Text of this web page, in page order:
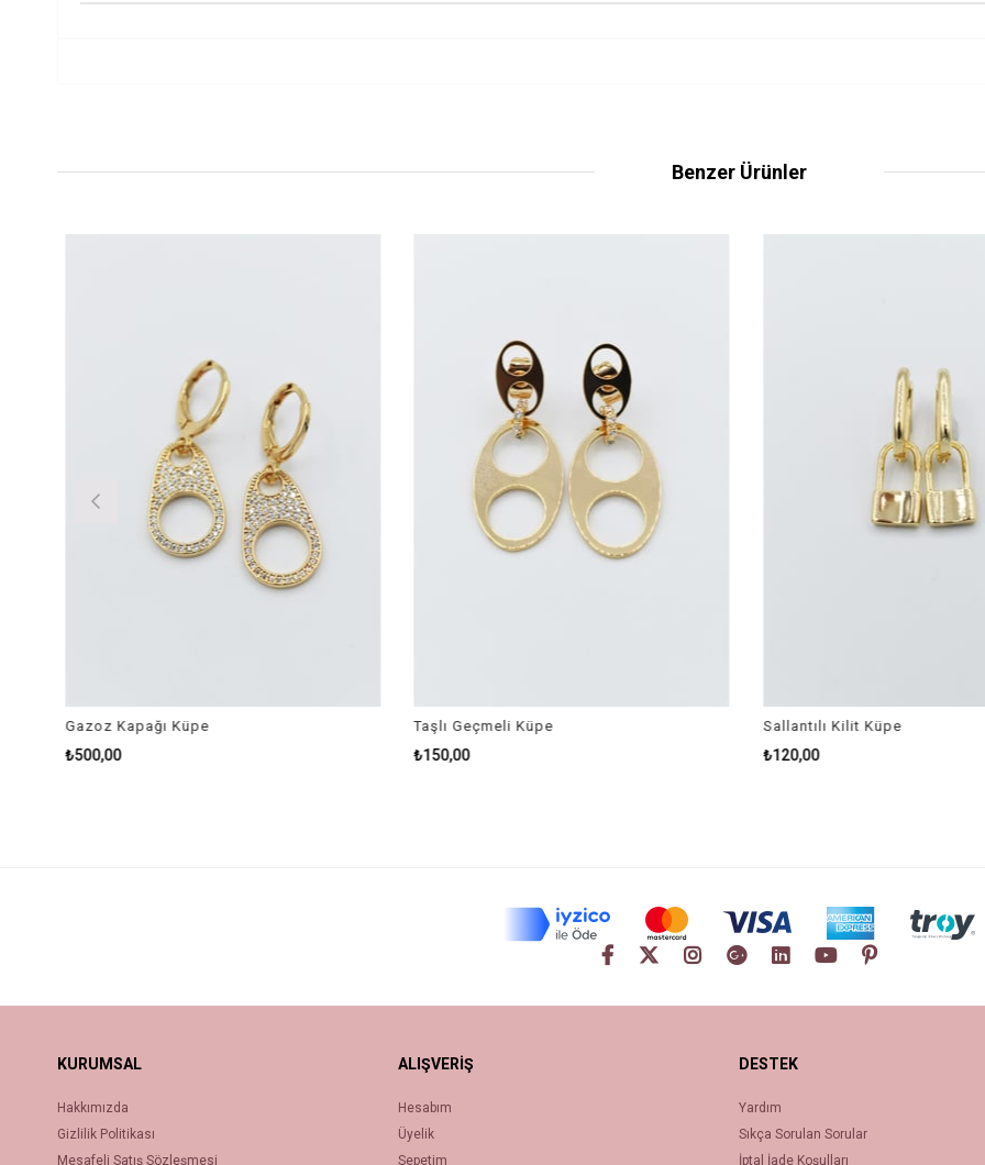
Benzer Ürünler
Gazoz Kapağı Küpe
₺500,00
Taşlı Geçmeli Küpe
₺150,00
Sallantılı Kilit Küpe
₺120,00
KURUMSAL
Hakkımızda
Gizlilik Politikası
Mesafeli Satış Sözleşmesi
ALIŞVERİŞ
Hesabım
Üyelik
Sepetim
DESTEK
Yardım
Sıkça Sorulan Sorular
İptal İade Koşulları